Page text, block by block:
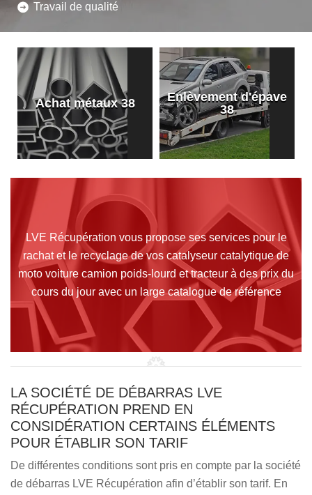
Travail de qualité
Achat métaux 38
Enlèvement d'épave
38
LVE Récupération vous propose ses services pour le
rachat et le recyclage de vos catalyseur catalytique de
moto voiture camion poids-lourd et tracteur à des prix du
cours du jour avec un large catalogue de référence
LA SOCIÉTÉ DE DÉBARRAS LVE
RÉCUPÉRATION PREND EN
CONSIDÉRATION CERTAINS ÉLÉMENTS
POUR ÉTABLIR SON TARIF
De différentes conditions sont pris en compte par la société
de débarras LVE Récupération afin d’établir son tarif. En